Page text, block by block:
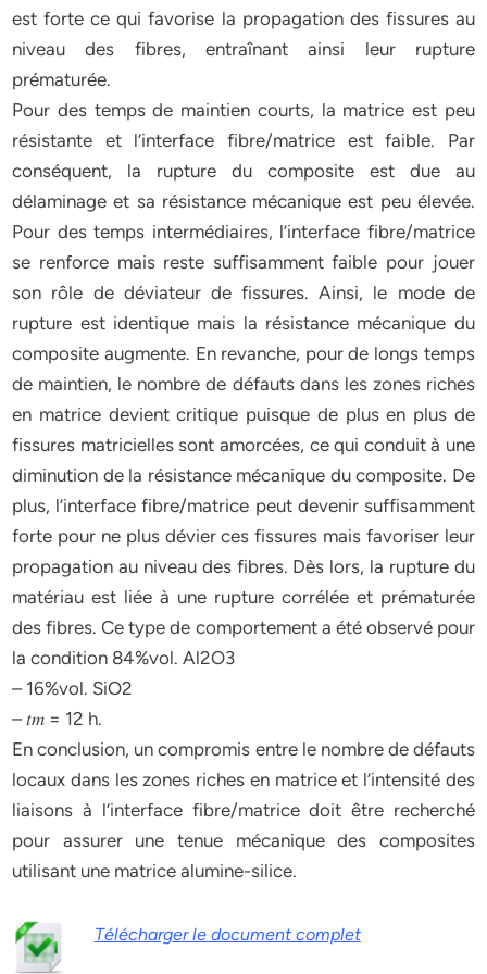
est forte ce qui favorise la propagation des fissures au
niveau des fibres, entraînant ainsi leur rupture
prématurée.
Pour des temps de maintien courts, la matrice est peu
résistante et l’interface fibre/matrice est faible. Par
conséquent, la rupture du composite est due au
délaminage et sa résistance mécanique est peu élevée.
Pour des temps intermédiaires, l’interface fibre/matrice
se renforce mais reste suffisamment faible pour jouer
son rôle de déviateur de fissures. Ainsi, le mode de
rupture est identique mais la résistance mécanique du
composite augmente. En revanche, pour de longs temps
de maintien, le nombre de défauts dans les zones riches
en matrice devient critique puisque de plus en plus de
fissures matricielles sont amorcées, ce qui conduit à une
diminution de la résistance mécanique du composite. De
plus, l’interface fibre/matrice peut devenir suffisamment
forte pour ne plus dévier ces fissures mais favoriser leur
propagation au niveau des fibres. Dès lors, la rupture du
matériau est liée à une rupture corrélée et prématurée
des fibres. Ce type de comportement a été observé pour
la condition 84%vol. Al2O3
– 16%vol. SiO2
– 𝑡𝑚 = 12 h.
En conclusion, un compromis entre le nombre de défauts
locaux dans les zones riches en matrice et l’intensité des
liaisons à l’interface fibre/matrice doit être recherché
pour assurer une tenue mécanique des composites
utilisant une matrice alumine-silice.
Télécharger le document complet